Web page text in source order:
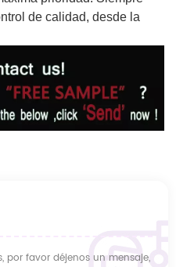
de calidad, desde la
por favor déjenos un mensaje,